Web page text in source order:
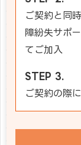
ご契約と同
障紛失サポ
てご加入
ご契約の際